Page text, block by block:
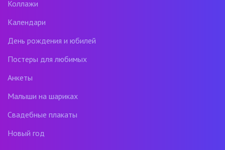
Коллажи
Календари
День рождения и юбилей
Постеры для любимых
Анкеты
Малыши на шариках
Свадебные плакаты
Новый год